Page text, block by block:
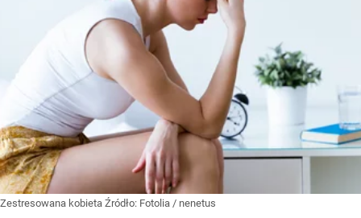
Zestresowana kobieta Źródło: Fotolia / nenetus